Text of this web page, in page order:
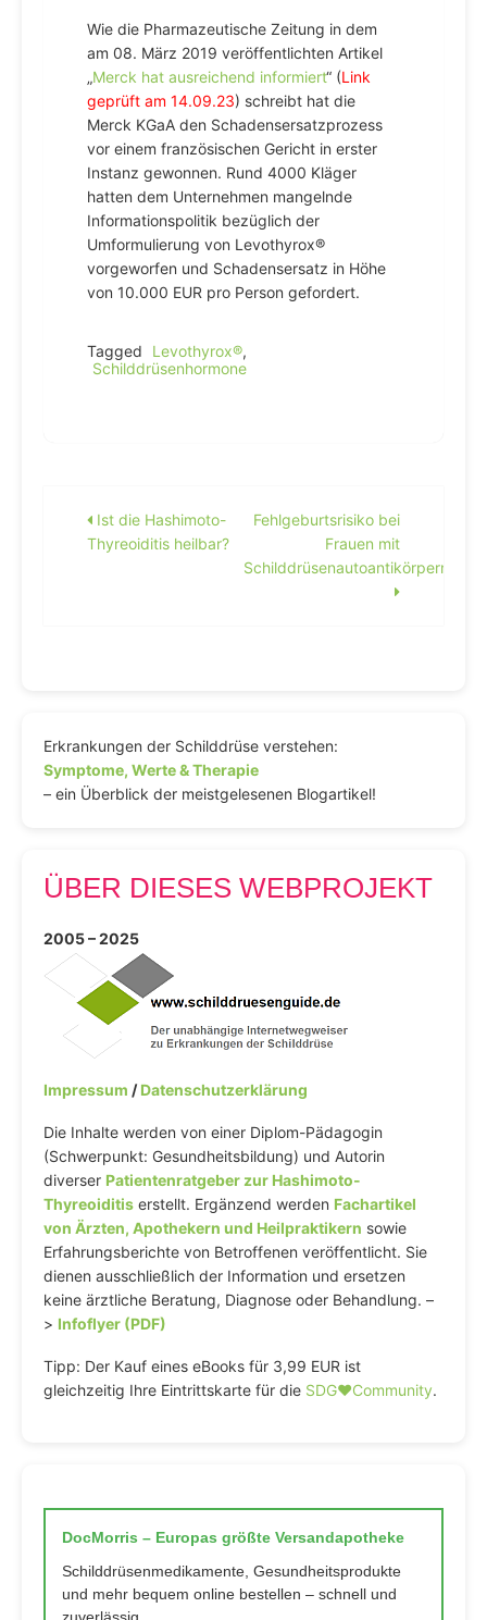
Wie die Pharmazeutische Zeitung in dem
am 08. März 2019 veröffentlichten Artikel
„Merck hat ausreichend informiert“ (Link
geprüft am 14.09.23) schreibt hat die
Merck KGaA den Schadensersatzprozess
vor einem französischen Gericht in erster
Instanz gewonnen. Rund 4000 Kläger
hatten dem Unternehmen mangelnde
Informationspolitik bezüglich der
Umformulierung von Levothyrox®
vorgeworfen und Schadensersatz in Höhe
von 10.000 EUR pro Person gefordert.
Tagged Levothyrox®,
Schilddrüsenhormone
Beitragsnavigation
Ist die Hashimoto-
Thyreoiditis heilbar?
Fehlgeburtsrisiko bei
Frauen mit
Schilddrüsenautoantikörpern
Erkrankungen der Schilddrüse verstehen:
Symptome, Werte & Therapie
– ein Überblick der meistgelesenen Blogartikel!
ÜBER DIESES WEBPROJEKT
2005 – 2025
Impressum /Datenschutzerklärung
Die Inhalte werden von einer Diplom-Pädagogin
(Schwerpunkt: Gesundheitsbildung) und Autorin
diverser Patientenratgeber zur Hashimoto-
Thyreoiditis erstellt. Ergänzend werden Fachartikel
von Ärzten, Apothekern und Heilpraktikern sowie
Erfahrungsberichte von Betroffenen veröffentlicht. Sie
dienen ausschließlich der Information und ersetzen
keine ärztliche Beratung, Diagnose oder Behandlung. –
> Infoflyer (PDF)
Tipp: Der Kauf eines eBooks für 3,99 EUR ist
gleichzeitig Ihre Eintrittskarte für die SDG♥️Community.
DocMorris – Europas größte Versandapotheke
Schilddrüsenmedikamente, Gesundheitsprodukte
und mehr bequem online bestellen – schnell und
zuverlässig.